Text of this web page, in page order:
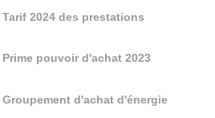
Tarif 2024 des prestations
Prime pouvoir d'achat 2023
Groupement d'achat d'énergie